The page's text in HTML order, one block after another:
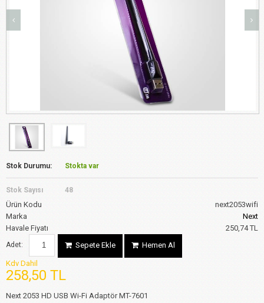
Stok Durumu: Stokta var
Stok Sayısı 48
Ürün Kodu
next2053wifi
Marka
Next
Havale Fiyatı
250,74 TL
Adet: Sepete Ekle Hemen Al
Kdv Dahil
258,50 TL
Next 2053 HD USB Wi-Fi Adaptör MT-7601